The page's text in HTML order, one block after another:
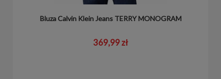
Bluza Calvin Klein Jeans TERRY MONOGRAM
369,99 zł